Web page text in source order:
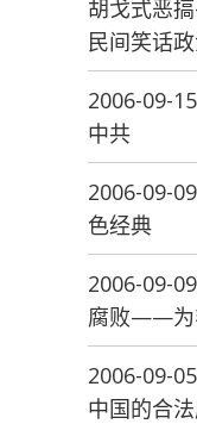
胡戈式恶
民间笑话
2006-09-
中共
2006-09-
色经典
2006-09-
腐败——为
2006-09-
中国的合